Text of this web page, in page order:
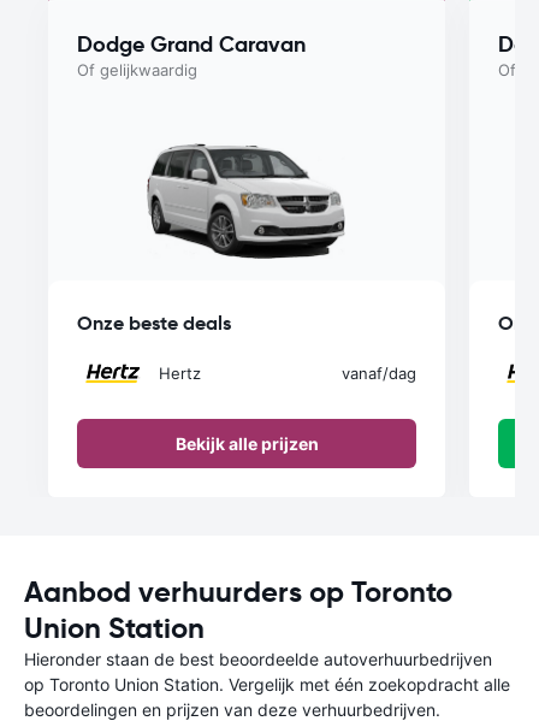
Dodge Grand Caravan
Of gelijkwaardig
Onze beste deals
Hertz vanaf/dag
Bekijk alle prijzen
Of
Aanbod verhuurders op Toronto
Union Station
Hieronder staan de best beoordeelde autoverhuurbedrijven
op Toronto Union Station. Vergelijk met één zoekopdracht alle
beoordelingen en prijzen van deze verhuurbedrijven.